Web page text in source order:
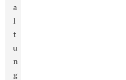
a
l
t
u
n
g